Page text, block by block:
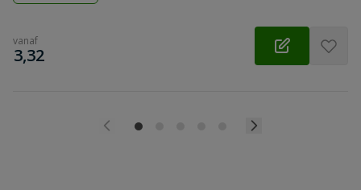
vanaf
€
3,32